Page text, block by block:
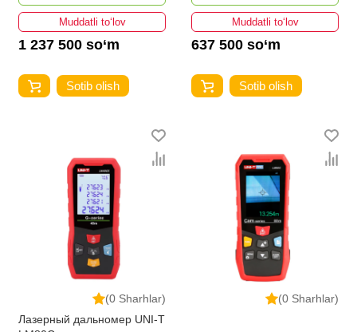
Muddatli to‘lov
1 237 500 so‘m
Sotib olish
Muddatli to‘lov
637 500 so‘m
Sotib olish
(0 Sharhlar)
Лазерный дальномер UNI-T
(0 Sharhlar)